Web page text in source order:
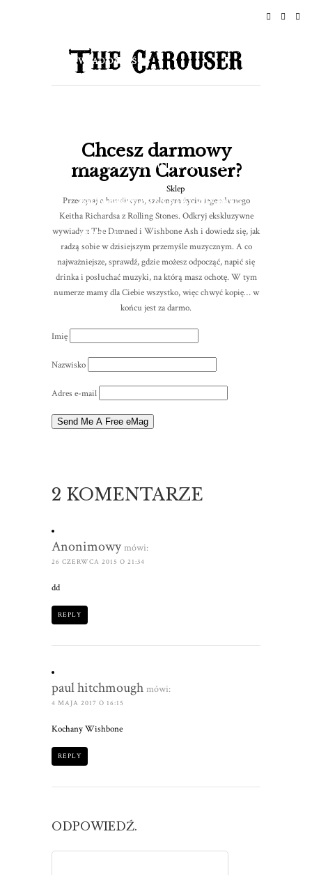
WIADOMOŚCI
STYL ŻYCIA & CULTURE STYL
ŻYCIA I KULTURA STYL ŻYCIA I
KULTURA
WYDARZENIA
Sklep
O MNIE
Chcesz darmowy
magazyn Carouser?
Przeczytaj o burzliwym, szalonym życiu legendarnego
Keitha Richardsa z Rolling Stones. Odkryj ekskluzywne
wywiady z The Damned i Wishbone Ash i dowiedz się, jak
radzą sobie w dzisiejszym przemyśle muzycznym. A co
najważniejsze, sprawdź, gdzie możesz odpocząć, napić się
drinka i posłuchać muzyki, na którą masz ochotę. W tym
numerze mamy dla Ciebie wszystko, więc chwyć kopię… w
końcu jest za darmo.
Imię
Nazwisko
Adres e-mail
2 KOMENTARZE
Anonimowy mówi:
26 CZERWCA 2015 O 21:34
dd
REPLY
paul hitchmough mówi:
4 MAJA 2017 O 16:15
Kochany Wishbone
REPLY
ODPOWIEDŹ.